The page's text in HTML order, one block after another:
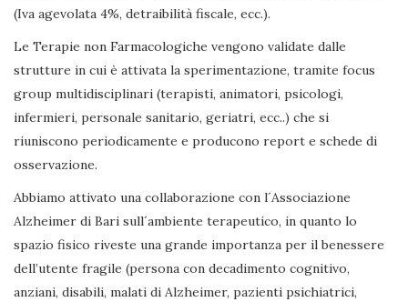
(Iva agevolata 4%, detraibilità fiscale, ecc.).
Le Terapie non Farmacologiche vengono validate dalle
strutture in cui è attivata la sperimentazione, tramite focus
group multidisciplinari (terapisti, animatori, psicologi,
infermieri, personale sanitario, geriatri, ecc..) che si
riuniscono periodicamente e producono report e schede di
osservazione.
Abbiamo attivato una collaborazione con l´Associazione
Alzheimer di Bari sull´ambiente terapeutico, in quanto lo
spazio fisico riveste una grande importanza per il benessere
dell’utente fragile (persona con decadimento cognitivo,
anziani, disabili, malati di Alzheimer, pazienti psichiatrici,